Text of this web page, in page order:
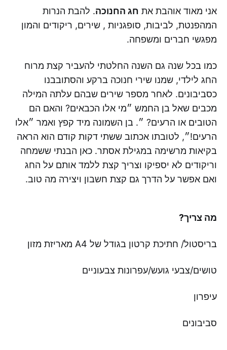
אני מאוד אוהבת את חג החנוכה. להבת הנרות
המהפנטת, לביבות, סופגניות , שירים, ריקודים והמון
מפגשי חברים ומשפחה.
כמו בכל שנה גם השנה החלטתי להעביר קצת מרוח
החג לילדי, שמנו שירי חנוכה ברקע והסתובבנו
כסביבונים. לאחר מספר שירים שבהם עלתה המילה
מכבים שאל בן החמש ״מי אלו הכבאים? והאם הם
הטובים או הרעים? ״. בן השמונה מיד קפץ ואמר ״אלו
הרעים!״, לטובתו אכתוב ששתי דקות קודם הוא הראה
בקיאות מרשימה במגילת אסתר. כאן הבנתי ששמחה
וריקודים לא יספיקו וצריך קצת ללמד אותם על החג
ואם אפשר על הדרך גם קצת חשבון ויצירה מה טוב.
מה צריך?
בריסטול/ חתיכת קרטון בגודל של A4 מאריזת מזון
טושים/צבעי גועש/עפרונות צבעוניים
עיפרון
סביבונים